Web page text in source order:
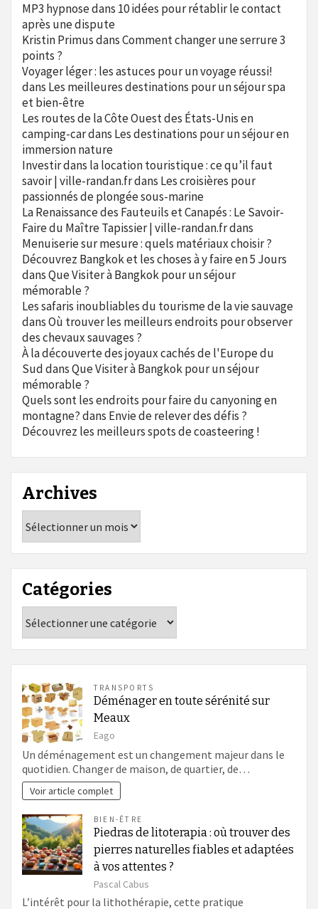
MP3 hypnosedans 10 idées pour rétablir le contact
après une dispute
Kristin PrimusdansComment changer une serrure 3
points ?
Voyager léger : les astuces pour un voyage réussi!
dans Les meilleures destinations pour un séjour spa
et bien-être
Les routes de la Côte Ouest des États-Unis en
camping-cardans Les destinations pour un séjour en
immersion nature
Investir dans la location touristique : ce qu’il faut
savoir | ville-randan.frdans Les croisières pour
passionnés de plongée sous-marine
La Renaissance des Fauteuils et Canapés : Le Savoir-
Faire du Maître Tapissier | ville-randan.frdans
Menuiserie sur mesure : quels matériaux choisir ?
Découvrez Bangkok et les choses à y faire en 5 Jours
dansQue Visiter à Bangkok pour un séjour
mémorable ?
Les safaris inoubliables du tourisme de la vie sauvage
dansOù trouver les meilleurs endroits pour observer
des chevaux sauvages ?
À la découverte des joyaux cachés de l'Europe du
SuddansQue Visiter à Bangkok pour un séjour
mémorable ?
Quels sont les endroits pour faire du canyoning en
montagne?dans Envie de relever des défis ?
Découvrez les meilleurs spots de coasteering !
Archives
Catégories
TRANSPORTS
Déménager en toute sérénité sur
Meaux
Eago
Un déménagement est un changement majeur dans le
quotidien. Changer de maison, de quartier, de…
Voir article complet
BIEN-ÊTRE
Piedras de litoterapia : où trouver des
pierres naturelles fiables et adaptées
à vos attentes ?
Pascal Cabus
L’intérêt pour la lithothérapie, cette pratique